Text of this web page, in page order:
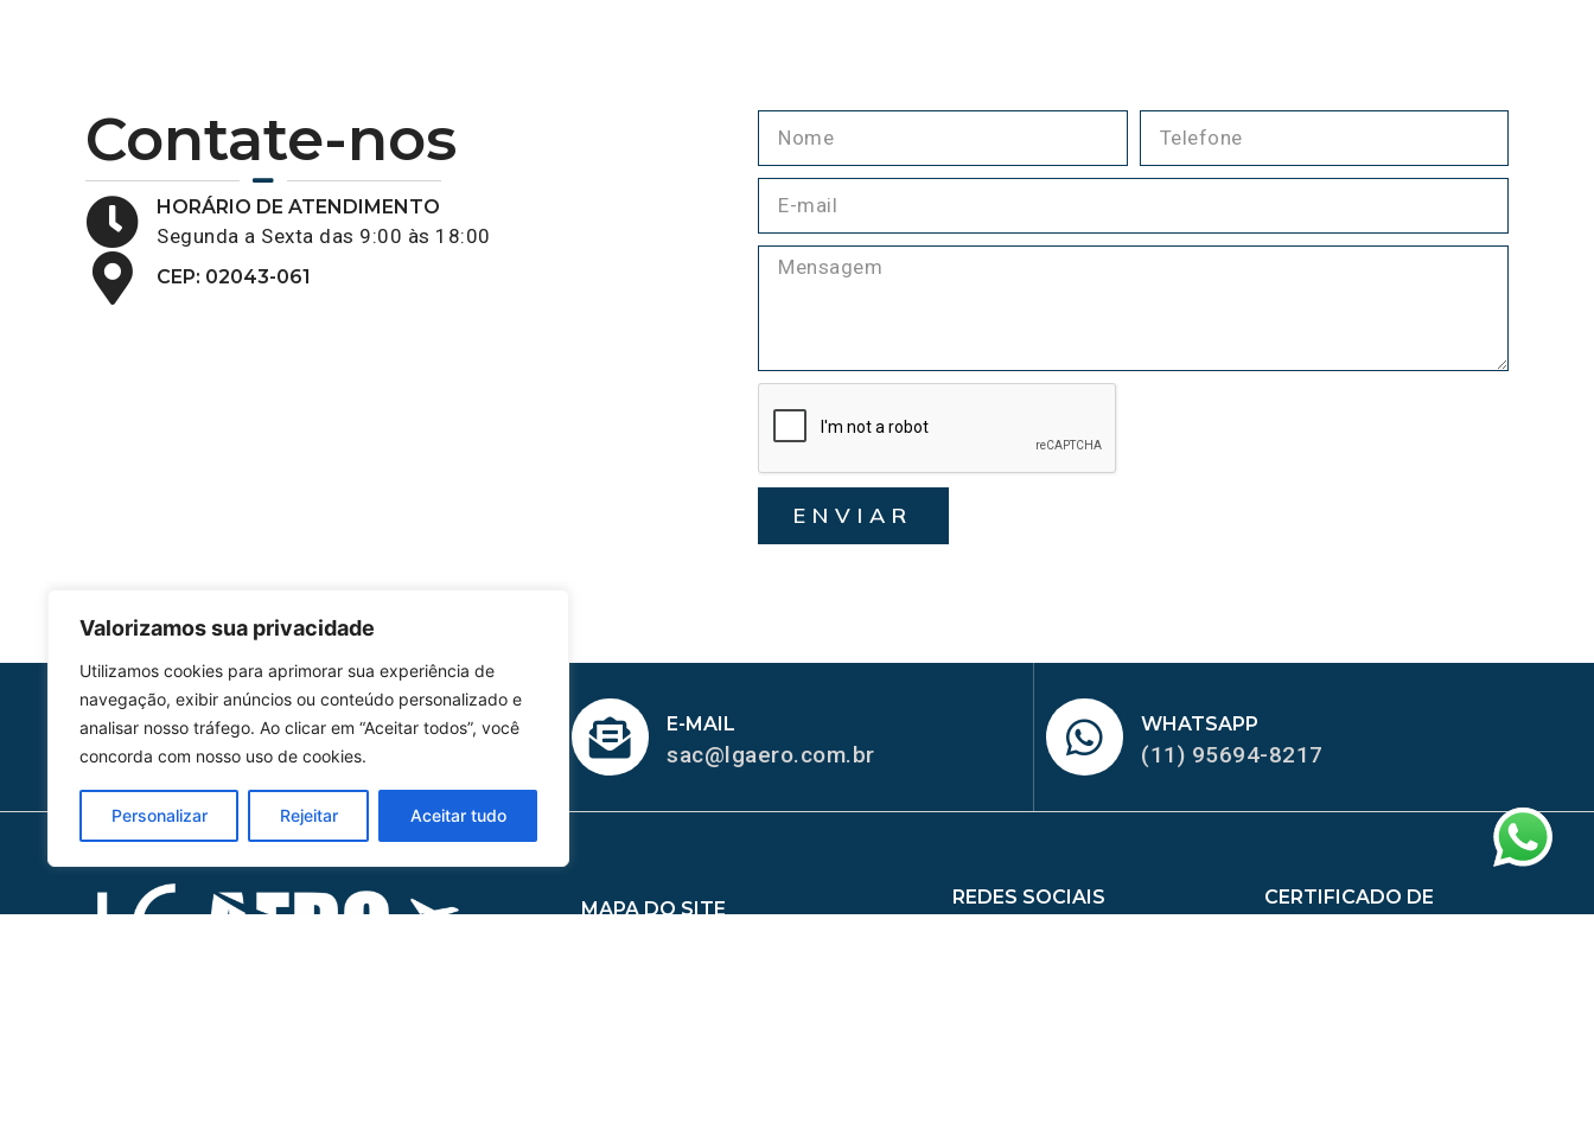
Valorizamos sua privacidade
Utilizamos cookies para aprimorar sua experiência de
navegação, exibir anúncios ou conteúdo personalizado e
analisar nosso tráfego. Ao clicar em “Aceitar todos”, você
concorda com nosso uso de cookies.
Personalizar Rejeitar Aceitar tudo
Contate-nos
HORÁRIO DE ATENDIMENTO
Segunda a Sexta das 9:00 às 18:00
CEP: 02043-061
ENVIAR
HOMOLGAÇÃO
COM 2109-02/ANAC
E-MAIL
sac@lgaero.com.br
WHATSAPP
(11) 95694-8217
MAPA DO SITE
REDES SOCIAIS
CERTIFICADO DE